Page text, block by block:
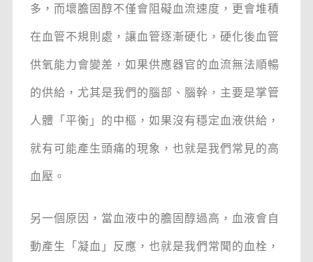
多，而壞膽固醇不僅會阻礙血流速度，更會堆積
在血管不規則處，讓血管逐漸硬化，硬化後血管
供氧能力會變差，如果供應器官的血流無法順暢
的供給，尤其是我們的腦部、腦幹，主要是掌管
人體「平衡」的中樞，如果沒有穩定血液供給，
就有可能產生頭痛的現象，也就是我們常見的高
血壓。
另一個原因，當血液中的膽固醇過高，血液會自
動產生「凝血」反應，也就是我們常聞的血栓，